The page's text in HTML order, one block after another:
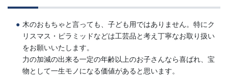
木のおもちゃと言っても、子ども用ではありません。特にク
リスマス・ピラミッドなどは工芸品と考え丁寧なお取り扱い
をお願いいたします。
力の加減の出来る一定の年齢以上のお子さんなら喜ばれ、宝
物として一生モノになる価値があると思います。